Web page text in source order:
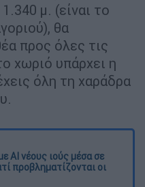
μ. (είναι το
θα
προς όλες τις
χωριό υπάρχει η
όλη τη χαράδρα
AI νέους ιούς μέσα σε
προβληματίζονται οι